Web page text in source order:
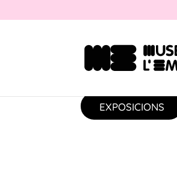
EXPOSICIONS